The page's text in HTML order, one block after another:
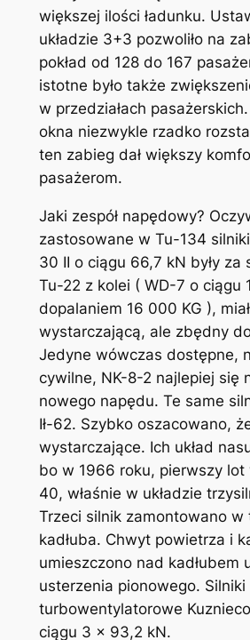
większej ilości ładunku.
układzie 3+3 pozwoliło na
pokład od 128 do 167
istotne było także
w przedziałach
okna niezwykle rzadko
ten zabieg dał większy
pasażerom.
Jaki zespół napędowy?
zastosowane w Tu-134
30 II o ciągu 66,7 kN były za
Tu-22 z kolei ( WD-7 o ciągu
dopalaniem 16 000 KG ),
wystarczającą, ale zbędny
Jedyne wówczas dostępne,
cywilne, NK-8-2 najlepiej się
nowego napędu. Te same
Ił-62. Szybko oszacowano,
wystarczające. Ich układ
bo w 1966 roku, pierwszy lot
40, właśnie w układzie
Trzeci silnik zamontowano w
kadłuba. Chwyt powietrza i
umieszczono nad kadłubem
usterzenia pionowego. Silniki
turbowentylatorowe
ciągu 3 x 93,2 kN.